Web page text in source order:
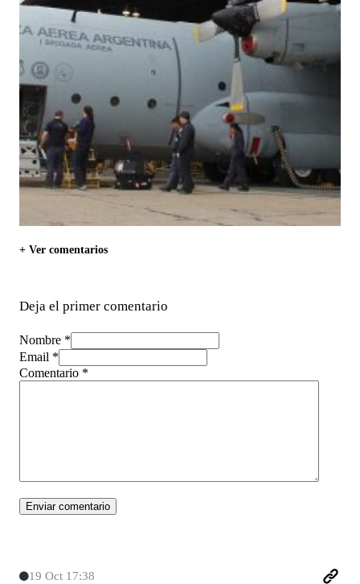
+ Ver comentarios
Deja el primer comentario
Nombre *
Email *
Comentario *
19 Oct 17:38